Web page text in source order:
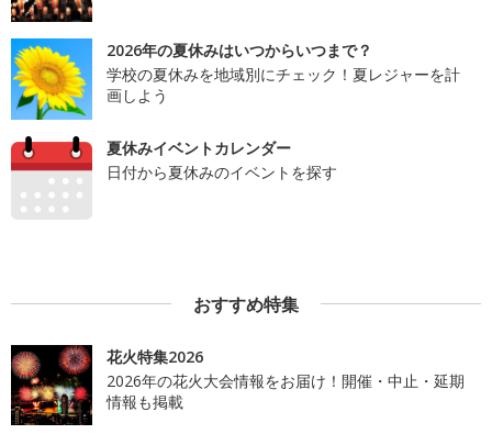
2026年の夏休みはいつからいつまで？
学校の夏休みを地域別にチェック！夏レジャーを計
画しよう
夏休みイベントカレンダー
日付から夏休みのイベントを探す
おすすめ特集
花火特集2026
2026年の花火大会情報をお届け！開催・中止・延期
情報も掲載